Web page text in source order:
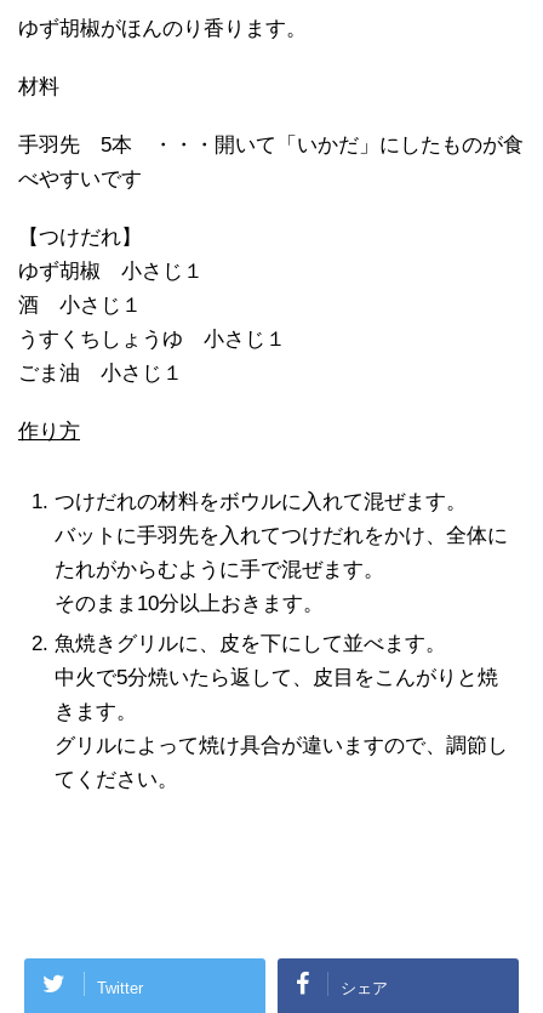
ゆず胡椒がほんのり香ります。
材料
手羽先 5本 ・・・開いて「いかだ」にしたものが食
べやすいです
【つけだれ】
ゆず胡椒 小さじ１
酒 小さじ１
うすくちしょうゆ 小さじ１
ごま油 小さじ１
作り方
つけだれの材料をボウルに入れて混ぜます。
バットに手羽先を入れてつけだれをかけ、全体に
たれがからむように手で混ぜます。
そのまま 10分以上おきます。
魚焼きグリルに、皮を下にして並べます。
中火で5分焼いたら返して、皮目をこんがりと焼
きます。
グリルによって焼け具合が違いますので、調節し
てください。
Twitter シェア